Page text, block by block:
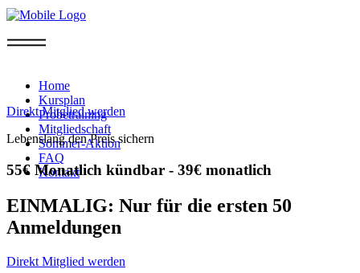
Home
Kursplan
Probetraining
Mitgliedschaft
Sommer-Aktion
FAQ
Kontakt
Direkt Mitglied werden
Lebenslang den Preis sichern
55€ Monatlich kündbar - 39€ monatlich
EINMALIG: Nur für die ersten 50
Anmeldungen
Direkt Mitglied werden